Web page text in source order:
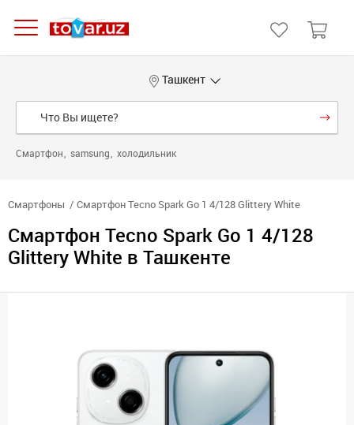
Ташкент
Смартфон samsung холодильник
Смартфоны Смартфон Tecno Spark Go 1 4/128 Glittery White
Смартфон Tecno Spark Go 1 4/128
Glittery White в Ташкенте